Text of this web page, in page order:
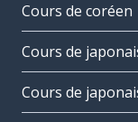
Cours de coréen
Cours de
Cours de